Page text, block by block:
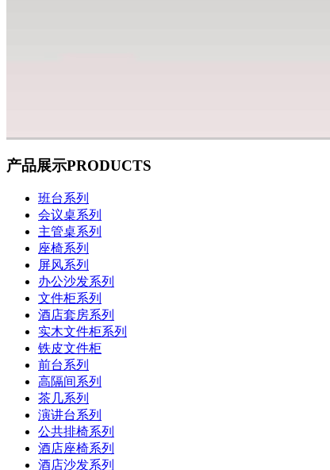
产品展示PRODUCTS
班台系列
会议桌系列
主管桌系列
座椅系列
屏风系列
办公沙发系列
文件柜系列
酒店套房系列
实木文件柜系列
铁皮文件柜
前台系列
高隔间系列
茶几系列
演讲台系列
公共排椅系列
酒店座椅系列
酒店沙发系列